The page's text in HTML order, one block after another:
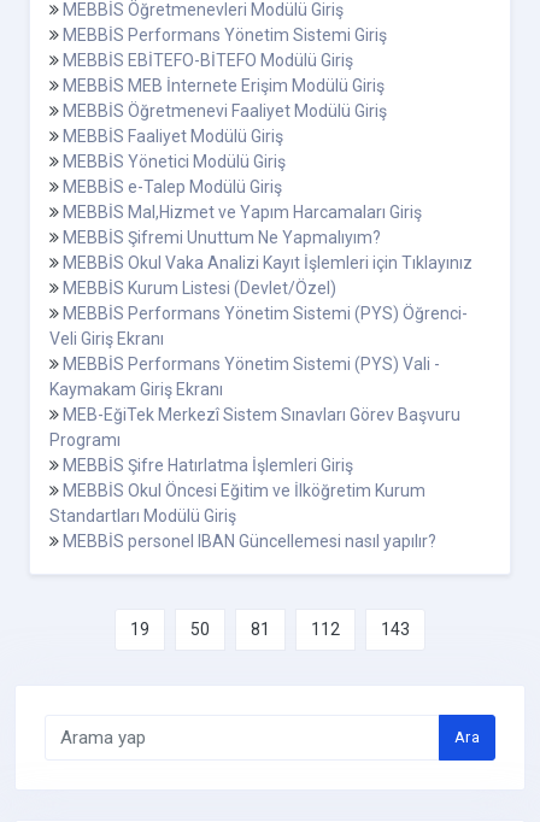
MEBBİS Öğretmenevleri Modülü Giriş
MEBBİS Performans Yönetim Sistemi Giriş
MEBBİS EBİTEFO-BİTEFO Modülü Giriş
MEBBİS MEB İnternete Erişim Modülü Giriş
MEBBİS Öğretmenevi Faaliyet Modülü Giriş
MEBBİS Faaliyet Modülü Giriş
MEBBİS Yönetici Modülü Giriş
MEBBİS e-Talep Modülü Giriş
MEBBİS Mal,Hizmet ve Yapım Harcamaları Giriş
MEBBİS Şifremi Unuttum Ne Yapmalıyım?
MEBBİS Okul Vaka Analizi Kayıt İşlemleri için Tıklayınız
MEBBİS Kurum Listesi (Devlet/Özel)
MEBBİS Performans Yönetim Sistemi (PYS) Öğrenci-
Veli Giriş Ekranı
MEBBİS Performans Yönetim Sistemi (PYS) Vali -
Kaymakam Giriş Ekranı
MEB-EğiTek Merkezî Sistem Sınavları Görev Başvuru
Programı
MEBBİS Şifre Hatırlatma İşlemleri Giriş
MEBBİS Okul Öncesi Eğitim ve İlköğretim Kurum
Standartları Modülü Giriş
MEBBİS personel IBAN Güncellemesi nasıl yapılır?
19 50 81 112 143
Ara